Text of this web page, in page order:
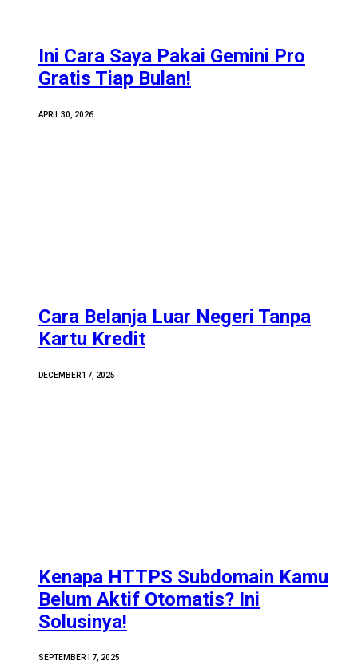
Ini Cara Saya Pakai Gemini Pro
Gratis Tiap Bulan!
APRIL 30, 2026
Cara Belanja Luar Negeri Tanpa
Kartu Kredit
DECEMBER 17, 2025
Kenapa HTTPS Subdomain Kamu
Belum Aktif Otomatis? Ini
Solusinya!
SEPTEMBER 17, 2025